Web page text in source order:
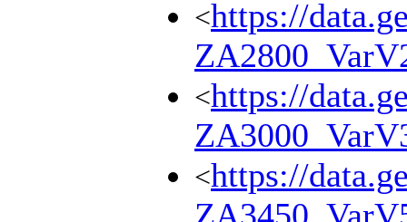
<https://
<https://
<https://